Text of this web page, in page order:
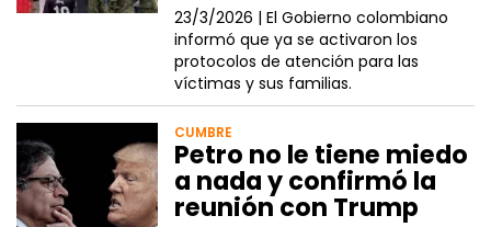
23/3/2026 |El Gobierno colombiano
informó que ya se activaron los
protocolos de atención para las
víctimas y sus familias.
CUMBRE
Petro no le tiene miedo
a nada y confirmó la
reunión con Trump